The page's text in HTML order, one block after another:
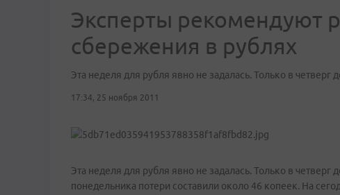
Эксперты рекомендуют
сбережения в рублях
Эта неделя для рубля явно не задалась. Только в четверг
17:34, 25 ноября 2011
Эта неделя для рубля явно не задалась. Только в четверг
понедельника потери составили около 46 копеек. На